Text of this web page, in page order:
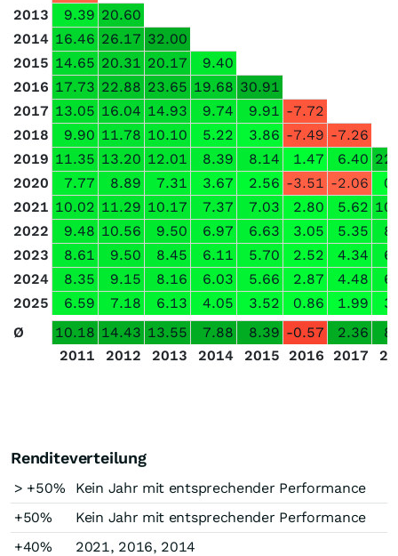
2013
9.39 20.60
2014 16.46 26.17 32.00
2015 14.65 20.31 20.17
9.40
2016 17.73 22.88 23.65 19.68 30.91
2017 13.05 16.04 14.93 9.74 9.91 -7.72
2018
9.90 11.78 10.10 5.22 3.86 -7.49 -7.26
2019 11.35 13.20 12.01 8.39 8.14 1.47 6.40
2020
7.77 8.89 7.31 3.67 2.56 -3.51 -2.06
2021 10.02 11.29 10.17 7.37 7.03 2.80 5.62
2022
9.48 10.56 9.50 6.97 6.63 3.05 5.35
2023
8.61 9.50 8.45 6.11 5.70 2.52 4.34
2024
8.35 9.15 8.16 6.03 5.66 2.87 4.48
2025
6.59 7.18 6.13 4.05 3.52 0.86 1.99
Ø
10.18 14.43 13.55 7.88 8.39 -0.57 2.36
2011
2012 2013 2014 2015 2016 2017
Renditeverteilung
> +50%
Kein Jahr mit entsprechender Performance
+50%
Kein Jahr mit entsprechender Performance
+40%
2021, 2016, 2014